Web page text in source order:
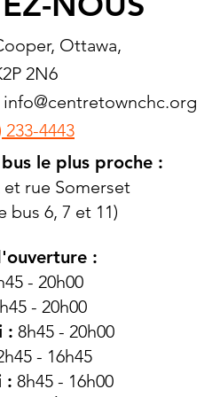
Ottawa,
2N6
info@centretownchc.org
233-4443
le plus proche :
et rue Somerset
bus 6, 7 et 11)
:
- 20h00
- 20h00
: 8h45 - 20h00
- 16h45
: 8h45 - 16h00